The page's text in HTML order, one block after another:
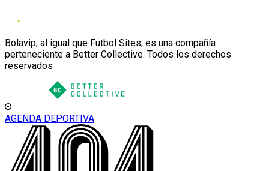
Bolavip, al igual que Futbol Sites, es una compañía
perteneciente a Better Collective. Todos los derechos
reservados
AGENDA DEPORTIVA